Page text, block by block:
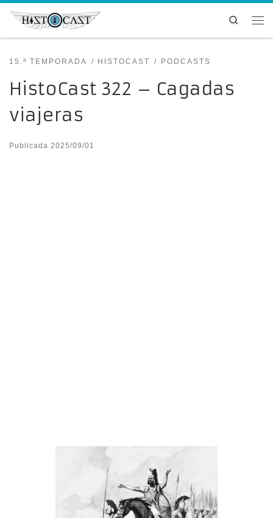
Saltar al contenido
Search
15.ª TEMPORADA HISTOCAST PODCASTS
HistoCast 322 – Cagadas
viajeras
Publicada 2025/09/01